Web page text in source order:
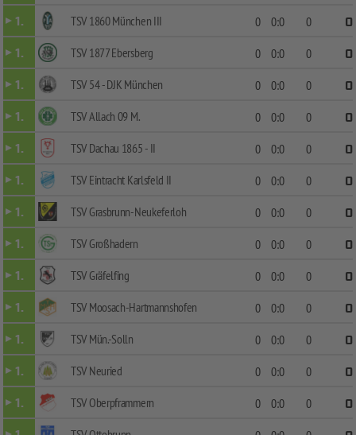
1.
TSV 1860 München III 0 0:0 0
0
1.
TSV 1877 Ebersberg 0 0:0 0
0
1.
TSV 54 - DJK München 0 0:0 0
0
1.
TSV Allach 09 M. 0 0:0 0
0
1.
TSV Dachau 1865 - II 0 0:0 0
0
1.
TSV Eintracht Karlsfeld II 0 0:0 0
0
1.
TSV Grasbrunn-Neukeferloh 0 0:0 0
0
1.
TSV Großhadern 0 0:0 0
0
1.
TSV Gräfelfing 0 0:0 0
0
1.
TSV Moosach-Hartmannshofen 0 0:0 0
0
1.
TSV Mün.-Solln 0 0:0 0
0
1.
TSV Neuried 0 0:0 0
0
1.
TSV Oberpframmern 0 0:0 0
0